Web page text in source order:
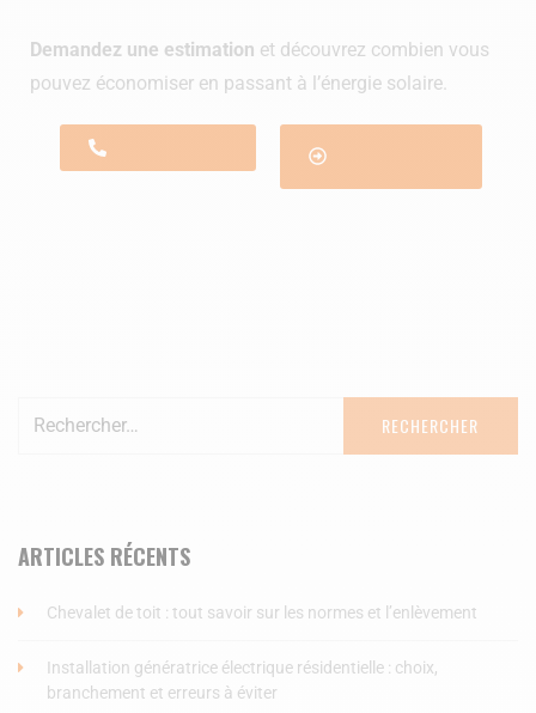
Demandez une estimation et découvrez combien vous
pouvez économiser en passant à l’énergie solaire.
ARTICLES RÉCENTS
Chevalet de toit : tout savoir sur les normes et l’enlèvement
Installation génératrice électrique résidentielle : choix,
branchement et erreurs à éviter